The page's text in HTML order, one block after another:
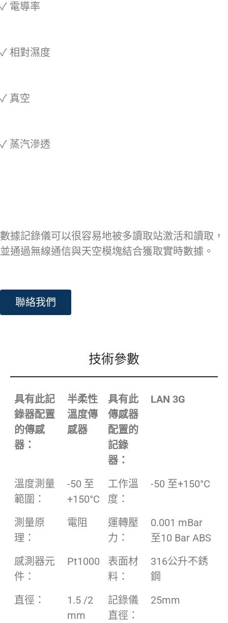
✓ 電導率
✓ 相對濕度
✓ 真空
✓ 蒸汽滲透
數據記錄儀可以很容易地被多讀取站激活和讀取，
並通過無線通信與天空模塊結合獲取實時數據。
聯絡我們
技術參數
具有此記
錄器配置
的傳感
器：
半柔性
溫度傳
感器
具有此
傳感器
配置的
記錄
器：
LAN 3G
溫度測量
範圍：
-50 至
+150°C
工作溫
度：
-50 至+150°C
測量原
理：
電阻
運轉壓
力：
0.001 mBar
至10 Bar ABS
感測器元
件：
Pt1000
表面材
料：
316公升不銹
鋼
直徑：
1.5 /2
mm
記錄儀
直徑：
25mm